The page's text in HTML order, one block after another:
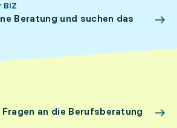
BIZ
Beratung und suchen das
an die Berufsberatung